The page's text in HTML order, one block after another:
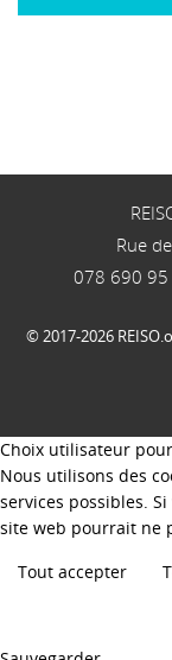
Rue
078 690 95
© 2017-2026
Choix utilisateur
Nous utilisons des
services possibles.
site web pourrait ne
Tout accepter